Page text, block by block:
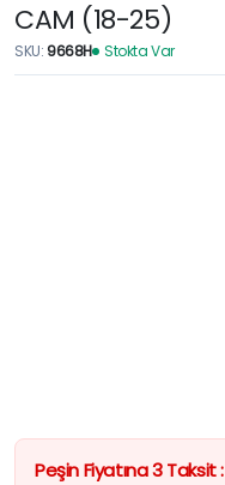
CAM (18-25)
SKU: 9668H Stokta Var
Peşin Fiyatına 3 Taksit :